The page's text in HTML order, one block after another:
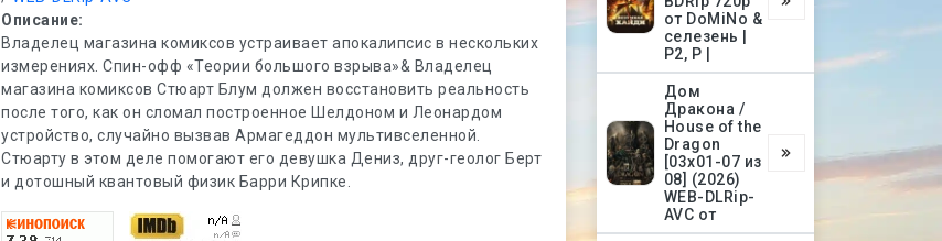
Описание:
Владелец магазина комиксов устраивает апокалипсис в нескольких
измерениях. Спин-офф «Теории большого взрыва»& Владелец
магазина комиксов Стюарт Блум должен восстановить реальность
после того, как он сломал построенное Шелдоном и Леонардом
устройство, случайно вызвав Армагеддон мультивселенной.
Стюарту в этом деле помогают его девушка Дениз, друг-геолог Берт
и дотошный квантовый физик Барри Крипке.
от DoMiNo &
селезень |
P2, P |
Дом
Дракона /
House of the
Dragon
[03х01-07 из
08] (2026)
WEB-DLRip-
AVC от